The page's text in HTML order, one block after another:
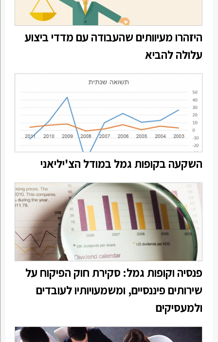
היזהרו מעיוותים שהעבודה עם מדדי ביצוע
עלולה להביא
השקעה בקופות גמל במודל הצ'יליאני
פנסיה וקופות גמל: סקירת חוק הפיקוח על
שירותים פיננסיים, ומשמעויותיו לעובדים
ולמעסיקים